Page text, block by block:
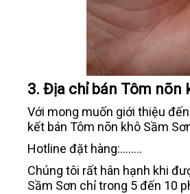
3. Địa chỉ bán Tôm nõn
Với mong muốn giới thiệu
kết bán Tôm nõn khô Sầm
Hotline đặt hàng:........
Chúng tôi rất hân hạnh khi
Sầm Sơn chỉ trong 5 đến 10